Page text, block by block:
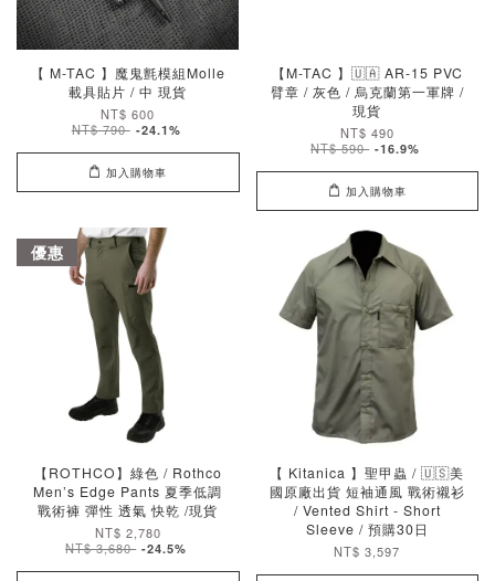
【 M-TAC 】魔鬼氈模組Molle
載具貼片 / 中 現貨
NT$ 600
NT$ 790 -24.1%
加入購物車
【M-TAC 】🇺🇦 AR-15 PVC
臂章 / 灰色 / 烏克蘭第一軍牌 /
現貨
NT$ 490
NT$ 590 -16.9%
加入購物車
優惠
【ROTHCO】綠色 / Rothco
Men’s Edge Pants 夏季低調
戰術褲 彈性 透氣 快乾 /現貨
NT$ 2,780
NT$ 3,680 -24.5%
【 Kitanica 】聖甲蟲 / 🇺🇸美
國原廠出貨 短袖通風 戰術襯衫
/ Vented Shirt - Short
Sleeve / 預購30日
NT$ 3,597